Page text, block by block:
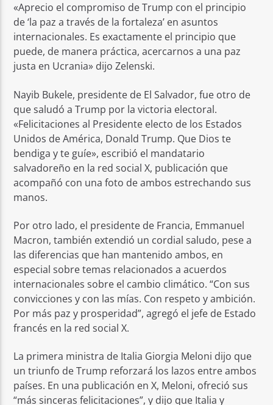
«Aprecio el compromiso de Trump con el principio
de ‘la paz a través de la fortaleza’ en asuntos
internacionales. Es exactamente el principio que
puede, de manera práctica, acercarnos a una paz
justa en Ucrania» dijo Zelenski.
Nayib Bukele, presidente de El Salvador, fue otro de
que saludó a Trump por la victoria electoral.
«Felicitaciones al Presidente electo de los Estados
Unidos de América, Donald Trump. Que Dios te
bendiga y te guíe», escribió el mandatario
salvadoreño en la red social X, publicación que
acompañó con una foto de ambos estrechando sus
manos.
Por otro lado, el presidente de Francia, Emmanuel
Macron, también extendió un cordial saludo, pese a
las diferencias que han mantenido ambos, en
especial sobre temas relacionados a acuerdos
internacionales sobre el cambio climático. “Con sus
convicciones y con las mías. Con respeto y ambición.
Por más paz y prosperidad”, agregó el jefe de Estado
francés en la red social X.
La primera ministra de Italia Giorgia Meloni dijo que
un triunfo de Trump reforzará los lazos entre ambos
países. En una publicación en X, Meloni, ofreció sus
“más sinceras felicitaciones”, y dijo que Italia y